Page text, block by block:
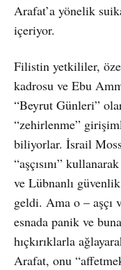
Arafat’a yönelik
içeriyor.
Filistin yetkililer,
kadrosu ve Ebu
“Beyrut Günleri”
“zehirlenme”
biliyorlar. İsrail
“aşçısını”
ve Lübnanlı
geldi. Ama o – aşçı
esnada panik ve
hıçkırıklarla
Arafat, onu